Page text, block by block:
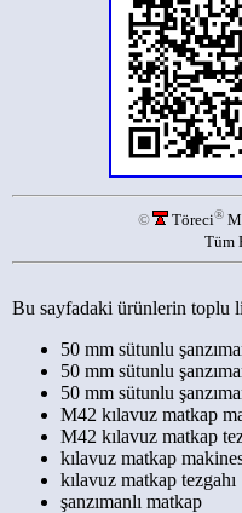
© Töreci®
Tüm
Bu sayfadaki ürünlerin toplu
50 mm sütunlu
50 mm sütunlu
50 mm sütunlu
M42 kılavuz matkap
M42 kılavuz matkap
kılavuz matkap
kılavuz matkap tezgahı
şanzımanlı matkap